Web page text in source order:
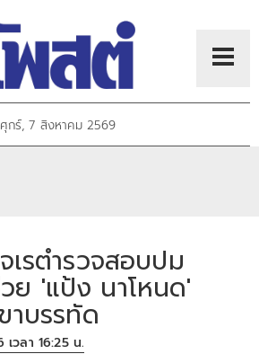
ศุกร์, 7 สิงหาคม 2569
รตำรวจสอบปม
ย 'แป้ง นาโหนด'
าบรรทัด
วลา 16:25 น.